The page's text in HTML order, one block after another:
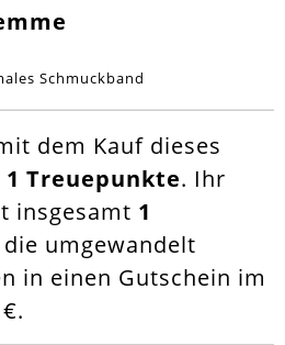
Schmuckband
dem Kauf dieses
1 Treuepunkte. Ihr
insgesamt 1
die umgewandelt
in einen Gutschein im
.